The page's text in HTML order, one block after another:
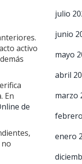
activo
En
de
julio
junio
mayo
abril
marzo
enero